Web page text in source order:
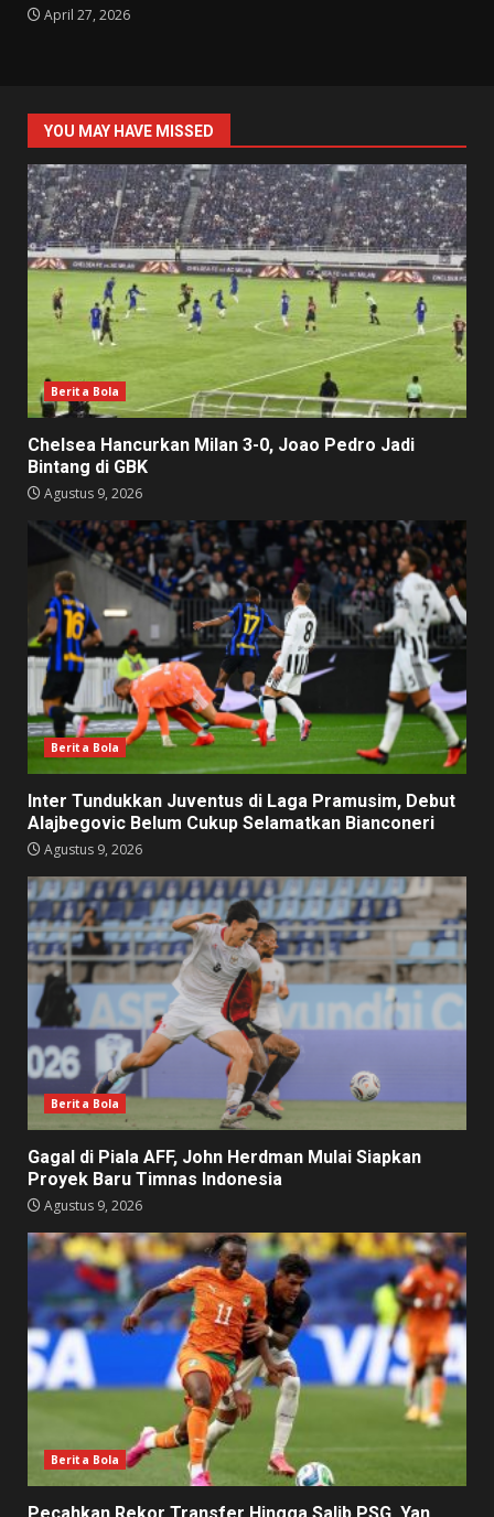
April 27, 2026
YOU MAY HAVE MISSED
Berita Bola
Chelsea Hancurkan Milan 3-0, Joao Pedro Jadi
Bintang di GBK
Agustus 9, 2026
Berita Bola
Inter Tundukkan Juventus di Laga Pramusim, Debut
Alajbegovic Belum Cukup Selamatkan Bianconeri
Agustus 9, 2026
Berita Bola
Gagal di Piala AFF, John Herdman Mulai Siapkan
Proyek Baru Timnas Indonesia
Agustus 9, 2026
Berita Bola